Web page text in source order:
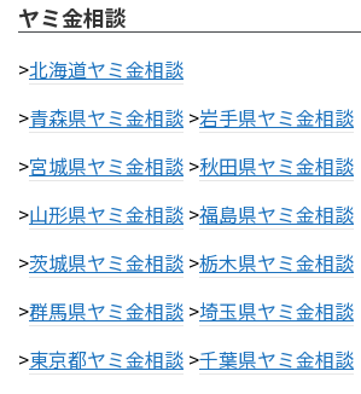
ヤミ金相談
>北海道ヤミ金相談
>青森県ヤミ金相談 >岩手県ヤミ金相談
>宮城県ヤミ金相談 >秋田県ヤミ金相談
>山形県ヤミ金相談 >福島県ヤミ金相談
>茨城県ヤミ金相談 >栃木県ヤミ金相談
>群馬県ヤミ金相談 >埼玉県ヤミ金相談
>東京都ヤミ金相談 >千葉県ヤミ金相談